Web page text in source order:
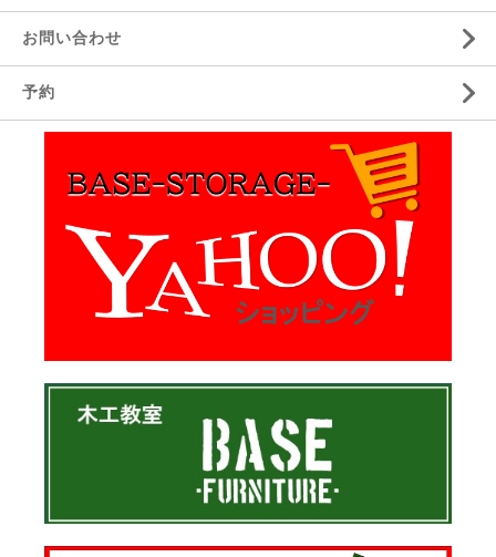
お問い合わせ
予約